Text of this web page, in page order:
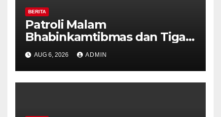
BERITA
Patroli Malam
Bhabinkamtibmas dan Tiga
Pilar Kelurahan Ungaran
Perkuat Kamtibmas, Warga
Diajak Aktifkan Ronda
AUG 6, 2026 ADMIN